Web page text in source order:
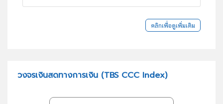
คลิกเพื่อดูเพิ่มเติม
วงจรเงินสดทางการเงิน (TBS CCC Index)